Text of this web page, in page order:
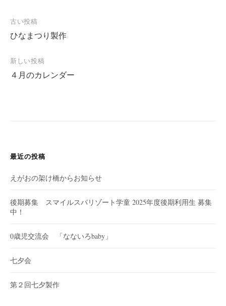
投
稿
ナ
ビ
ゲ
古い投稿
ひなまつり製作
新しい投稿
４月のカレンダー
最近の投稿
えがおの架け橋からお知らせ
後期募集 スマイルスパリゾート学童 2025年度後期利用生 募集
中！
0歳児交流会 「なないろbaby」
七夕会
第２回七夕製作